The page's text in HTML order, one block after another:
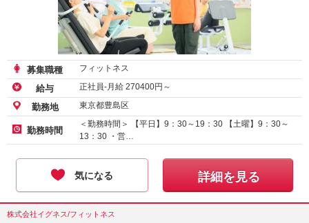
募集職種 フィットネス
給与 正社員-月給 270400円～
勤務地 東京都豊島区
勤務時間
＜勤務時間＞ 【平日】9：30～19：30 【土曜】9：30～
13：30 ・営…
気になる 詳細を見る
株式会社イグネス/フィットネス